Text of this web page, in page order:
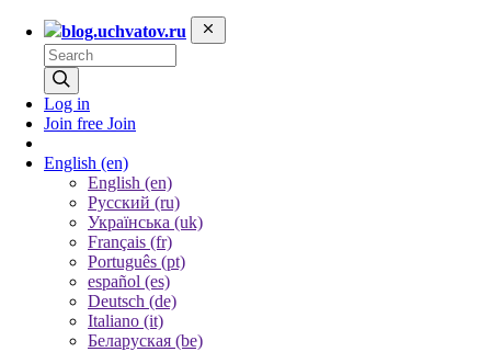
blog.uchvatov.ru
Log in
Join free Join
English (en)
English (en)
Русский (ru)
Українська (uk)
Français (fr)
Português (pt)
español (es)
Deutsch (de)
Italiano (it)
Беларуская (be)